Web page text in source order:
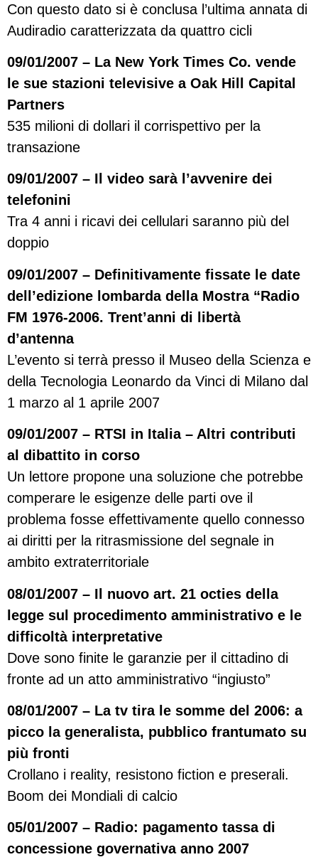
Con questo dato si è conclusa l’ultima annata di
Audiradio caratterizzata da quattro cicli
09/01/2007 – La New York Times Co. vende
le sue stazioni televisive a Oak Hill Capital
Partners
535 milioni di dollari il corrispettivo per la
transazione
09/01/2007 – Il video sarà l’avvenire dei
telefonini
Tra 4 anni i ricavi dei cellulari saranno più del
doppio
09/01/2007 – Definitivamente fissate le date
dell’edizione lombarda della Mostra “Radio
FM 1976-2006. Trent’anni di libertà
d’antenna
L’evento si terrà presso il Museo della Scienza e
della Tecnologia Leonardo da Vinci di Milano dal
1 marzo al 1 aprile 2007
09/01/2007 – RTSI in Italia – Altri contributi
al dibattito in corso
Un lettore propone una soluzione che potrebbe
comperare le esigenze delle parti ove il
problema fosse effettivamente quello connesso
ai diritti per la ritrasmissione del segnale in
ambito extraterritoriale
08/01/2007 – Il nuovo art. 21 octies della
legge sul procedimento amministrativo e le
difficoltà interpretative
Dove sono finite le garanzie per il cittadino di
fronte ad un atto amministrativo “ingiusto”
08/01/2007 – La tv tira le somme del 2006: a
picco la generalista, pubblico frantumato su
più fronti
Crollano i reality, resistono fiction e preserali.
Boom dei Mondiali di calcio
05/01/2007 – Radio: pagamento tassa di
concessione governativa anno 2007